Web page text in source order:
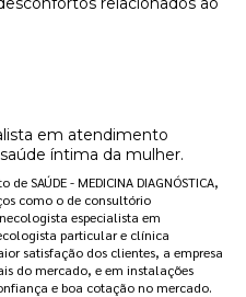
em atendimento
íntima da mulher.
SAÚDE - MEDICINA DIAGNÓSTICA,
como o de consultório
especialista em
particular e clínica
satisfação dos clientes, a empresa
do mercado, e em instalações
e boa cotação no mercado.